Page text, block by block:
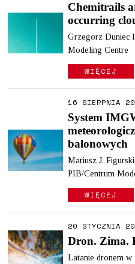
Chemitrails
occurring
Grzegorz Duniec
Modeling Centre
WIĘCEJ
16 SIERPNIA
System
balonowych
Mariusz J.
PIB/Centrum
WIĘCEJ
20 STYCZNIA
Dron. Zima.
Latanie dronem w